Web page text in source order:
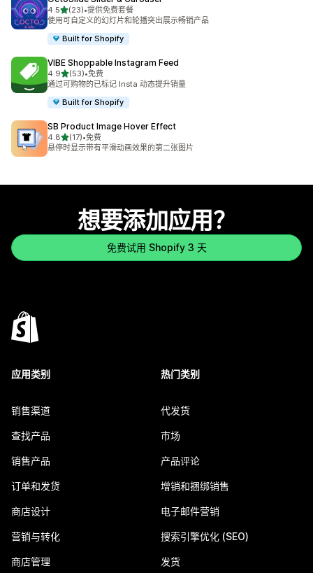
4.5星（满分 5 星）
(23)
总共 23 条评论
•提供免费套餐
使用可自定义的幻灯片和轮播突出展示畅销产品
Built for Shopify
VIBE Shoppable Instagram Feed
4.9星（满分 5 星）
(53)
总共 53 条评论
•免费
通过可购物的已标记 Insta 动态提升销量
Built for Shopify
SB Product Image Hover Effect
4.8星（满分 5 星）
(17)
总共 17 条评论
•免费
悬停时显示带有平滑动画效果的第二张图片
想要添加应用？
免费试用 Shopify 3 天
应用类别
销售渠道
查找产品
销售产品
订单和发货
商店设计
营销与转化
商店管理
热门类别
代发货
市场
产品评论
增销和捆绑销售
电子邮件营销
搜索引擎优化 (SEO)
发货